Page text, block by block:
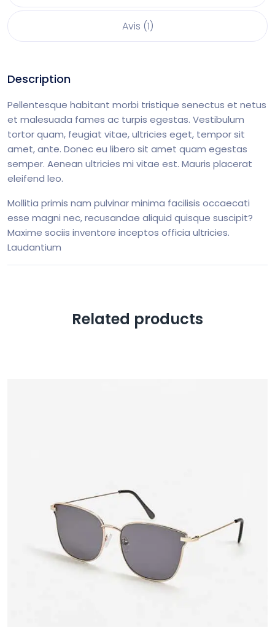
Avis (1)
Description
Pellentesque habitant morbi tristique senectus et netus
et malesuada fames ac turpis egestas. Vestibulum
tortor quam, feugiat vitae, ultricies eget, tempor sit
amet, ante. Donec eu libero sit amet quam egestas
semper. Aenean ultricies mi vitae est. Mauris placerat
eleifend leo.
Mollitia primis nam pulvinar minima facilisis occaecati
esse magni nec, recusandae aliquid quisque suscipit?
Maxime sociis inventore inceptos officia ultricies.
Laudantium
Related products